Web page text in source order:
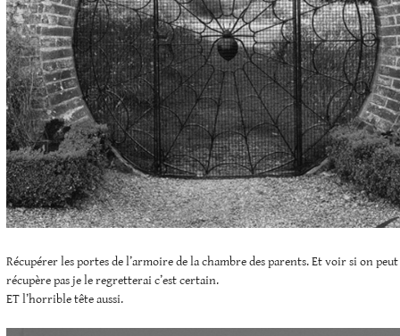
Récupérer les portes de l’armoire de la chambre des parents. Et voir si on
récupère pas je le regretterai c’est certain.
ET l’horrible tête aussi.